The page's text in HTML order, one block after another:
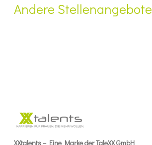
Andere Stellenangebote
XXtalents – Eine Marke der TaleXX GmbH